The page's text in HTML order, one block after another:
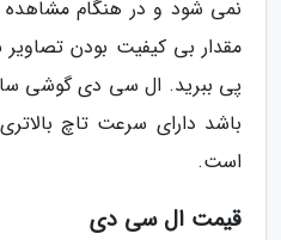
نمی شود و در هنگام
مقدار بی کیفیت بودن
پی ببرید. ال سی دی گوشی
باشد دارای سرعت تاچ
است.
قیمت ال سی دی